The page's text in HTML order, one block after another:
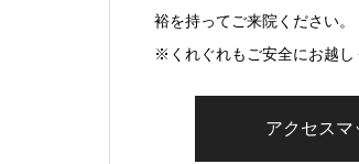
裕を持ってご来院ください。
※くれぐれもご安全にお越し
アクセスマ